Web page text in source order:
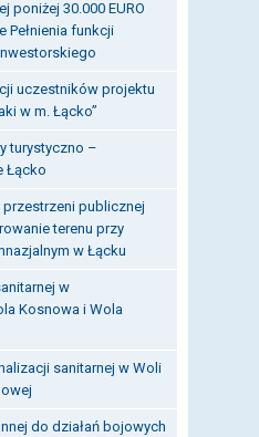
poniżej 30.000 EURO
Pełnienia funkcji
uczestników projektu
w m. Łącko”
turystyczno –
Łącko
publicznej
terenu przy
w Łącku
w
Kosnowa i Wola
sanitarnej w Woli
do działań bojowych